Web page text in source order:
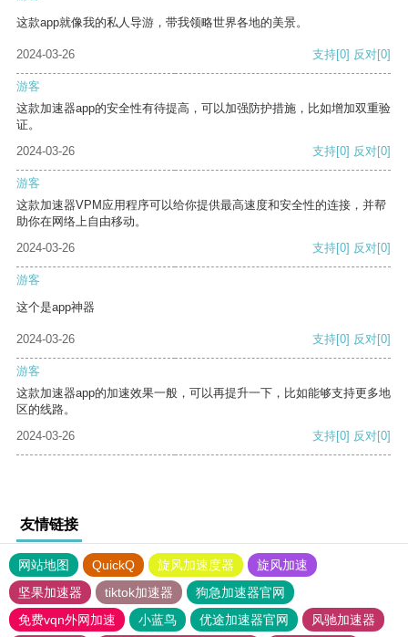
这款app就像我的私人导游，带我领略世界各地的美景。
2024-03-26 支持[0] 反对[0]
游客
这款加速器app的安全性有待提高，可以加强防护措施，比如增加双重验
证。
2024-03-26
支持[0] 反对[0]
游客
这款加速器VPM应用程序可以给你提供最高速度和安全性的连接，并帮
助你在网络上自由移动。
2024-03-26
支持[0] 反对[0]
游客
这个是app神器
2024-03-26 支持[0] 反对[0]
游客
这款加速器app的加速效果一般，可以再提升一下，比如能够支持更多地
区的线路。
2024-03-26
支持[0] 反对[0]
友情链接
网站地图 QuickQ 旋风加速度器
旋风加速
坚果加速器
tiktok加速器
狗急加速器官网
免费vqn外网加速
小蓝鸟 优途加速器官网
风驰加速器